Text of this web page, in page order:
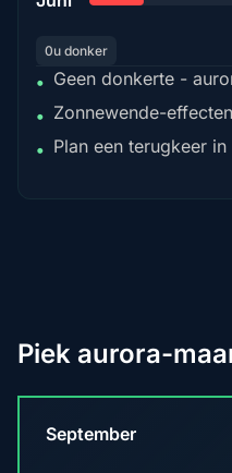
0u donker
• Geen donkerte -
• Zonnewende-effecten
• Plan een terugkeer
Piek aurora-
September